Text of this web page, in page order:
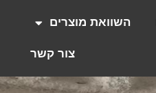
השוואת מוצרים
צור קשר